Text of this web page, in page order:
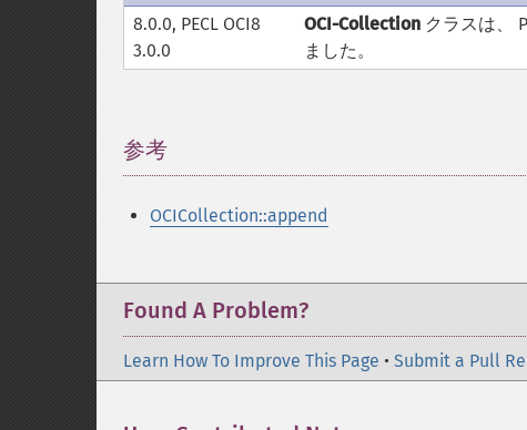
8.0.0, PECL OCI8
3.0.0
OCI-Collection クラスは、
ました。
参考
OCICollection::append
Found A Problem?
Learn How To Improve This Page • Submit a Pull